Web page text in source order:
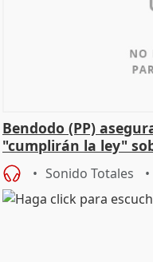
Bendodo (PP)
"cumplirán la ley"
Sonido Totales